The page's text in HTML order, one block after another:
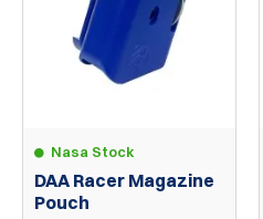
Nasa Stock
DAA Racer Magazine
Pouch